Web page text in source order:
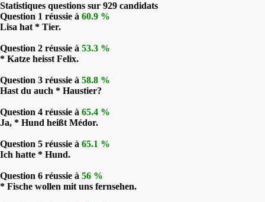
Statistiques questions sur 929 candidats
Question 1 réussie à 60.9 %
Lisa hat * Tier.
Question 2 réussie à 53.3 %
* Katze heisst Felix.
Question 3 réussie à 58.8 %
Hast du auch * Haustier?
Question 4 réussie à 65.4 %
Ja, * Hund heißt Médor.
Question 5 réussie à 65.1 %
Ich hatte * Hund.
Question 6 réussie à 56 %
* Fische wollen mit uns fernsehen.